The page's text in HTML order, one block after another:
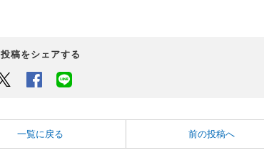
投稿をシェアする
Twitter Facebook
一覧に戻る 前の投稿へ